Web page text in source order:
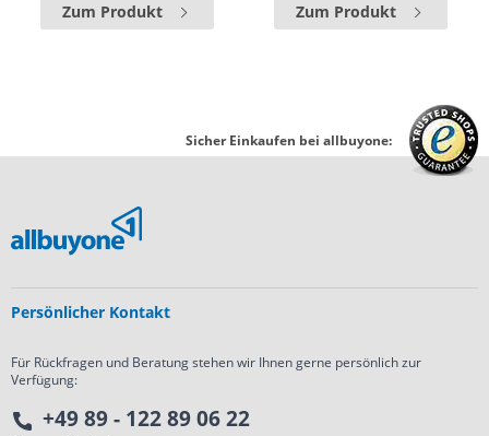
Zum Produkt Zum Produkt
Sicher Einkaufen bei allbuyone:
Persönlicher Kontakt
Für Rückfragen und Beratung stehen wir Ihnen gerne persönlich zur
Verfügung:
+49 89 - 122 89 06 22